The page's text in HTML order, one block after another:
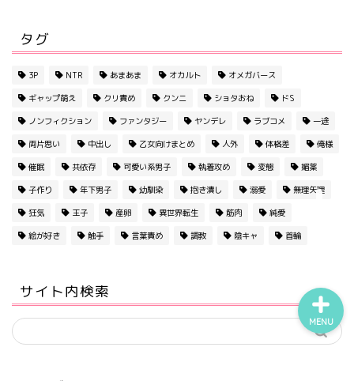
タグ
3P NTR あまあま オカルト オメガバース
ギャップ萌え クリ責め クンニ ショタおね ドS
ノンフィクション ファンタジー ヤンデレ ラブコメ 一途
両片思い 中出し 乙女向けまとめ 人外 体格差 俺様
催眠 共依存 可愛い系男子 執着攻め 変態 媚薬
子作り 年下男子 幼馴染 抱き潰し 溺愛 無理矢理
狂気 王子 産卵 異世界転生 筋肉 純愛
絵が好き 触手 言葉責め 調教 陰キャ 首輪
サイト内検索
MENU
作家名から探す
乙女向け
TL
BL